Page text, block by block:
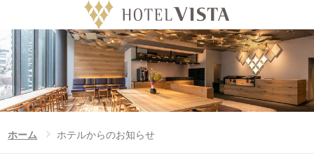
ホテル
チェックイン日 日付未定
ホテルからのお知らせ
ホーム ホテルからのお知らせ
Language